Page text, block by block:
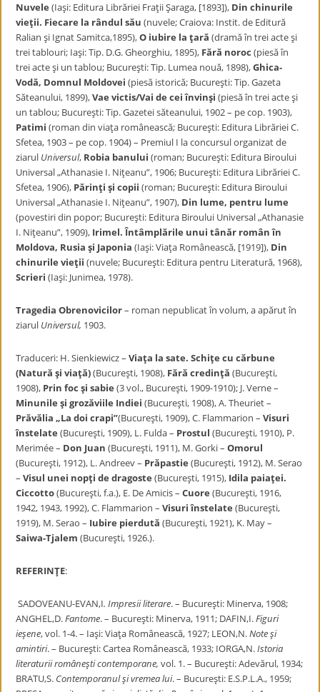
Nuvele(Iaşi: Editura Librăriei Fraţii Şaraga, [1893]), Din chinurile
vieţii. Fiecare la rândul său (nuvele; Craiova: Instit. de Editură
Ralian şi Ignat Samitca,1895),O iubire la ţară (dramă în trei acte şi
trei tablouri; Iaşi: Tip. D.G. Gheorghiu, 1895), Fără noroc (piesă în
trei acte şi un tablou; Bucureşti: Tip. Lumea nouă, 1898),Ghica-
Vodă, Domnul Moldovei (piesă istorică; Bucureşti: Tip. Gazeta
Săteanului, 1899),Vae victis/Vai de cei învinşi (piesă în trei acte şi
un tablou; Bucureşti: Tip. Gazetei săteanului, 1902 – pe cop. 1903),
Patimi (roman din viaţa românească; Bucureşti: Editura Librăriei C.
Sfetea, 1903 – pe cop. 1904) – Premiul I la concursul organizat de
ziarul Universul, Robia banului (roman; Bucureşti: Editura Biroului
Universal „Athanasie I. Niţeanu”, 1906; Bucureşti: Editura Librăriei C.
Sfetea, 1906), Părinţi şi copii (roman; Bucureşti: Editura Biroului
Universal „Athanasie I. Niţeanu”, 1907), Din lume, pentru lume
(povestiri din popor; Bucureşti: Editura Biroului Universal „Athanasie
I. Niţeanu”, 1909), Irimel. Întâmplările unui tânăr român în
Moldova, Rusia şi Japonia (Iaşi: Viaţa Românească, [1919]), Din
chinurile vieţii (nuvele; Bucureşti: Editura pentru Literatură, 1968),
Scrieri (Iaşi: Junimea, 1978).
Tragedia Obrenovicilor– roman nepublicat în volum, a apărut în
ziarul Universul, 1903.
Traduceri: H. Sienkiewicz –Viaţa la sate. Schiţe cu cărbune
(Natură şi viaţă)(Bucureşti, 1908), Fără credinţă (Bucureşti,
1908), Prin foc şi sabie (3 vol., Bucureşti, 1909-1910); J. Verne –
Minunile şi grozăviile Indiei (Bucureşti, 1908), A. Theuriet –
Prăvălia „La doi crapi”(Bucureşti, 1909), C. Flammarion –Visuri
înstelate (Bucureşti, 1909), L. Fulda – Prostul (Bucureşti, 1910), P.
Merimée – Don Juan (Bucureşti, 1911), M. Gorki –Omorul
(Bucureşti, 1912), L. Andreev – Prăpastie (Bucureşti, 1912), M. Serao
–Visul unei nopţi de dragoste (Bucureşti, 1915), Idila paiaţei.
Ciccotto(Bucureşti, f.a.), E. De Amicis –Cuore(Bucureşti, 1916,
1942, 1943, 1992), C. Flammarion –Visuri înstelate (Bucureşti,
1919), M. Serao – Iubire pierdută (Bucureşti, 1921), K. May –
Saiwa-Tjalem (Bucureşti, 1926.).
REFERINŢE:
SADOVEANU-EVAN,I. Impresii literare. – Bucureşti: Minerva, 1908;
ANGHEL,D.Fantome. – Bucureşti: Minerva, 1911; DAFIN,I.Figuri
ieşene, vol. 1-4. – Iaşi: Viaţa Românească, 1927; LEON,N.Note şi
amintiri. – Bucureşti: Cartea Românească, 1933; IORGA,N.Istoria
literaturii româneşti contemporane, vol. 1. – Bucureşti: Adevărul, 1934;
BRATU,S. Contemporanul şi vremea lui. – Bucureşti: E.S.P.L.A., 1959;